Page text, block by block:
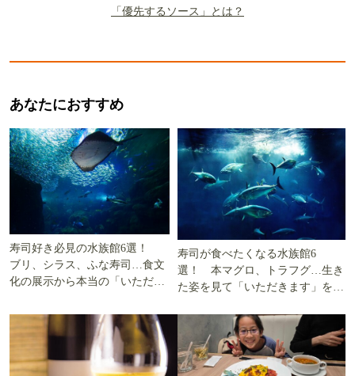
「優先するソース」とは？
あなたにおすすめ
寿司好き必見の水族館6選！
ブリ、シラス、ふな寿司…食文
化の展示から本当の「いただき
寿司が食べたくなる水族館6
選！ 本マグロ、トラフグ…生き
た姿を見て「いただきます」を考